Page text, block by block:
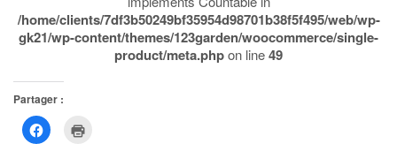
/home/clients/7df3b50249bf35954d98701b38f5f495/web/wp-
gk21/wp-content/themes/123garden/woocommerce/single-
product/meta.phpon line49
Partager :
Cliquez
pour